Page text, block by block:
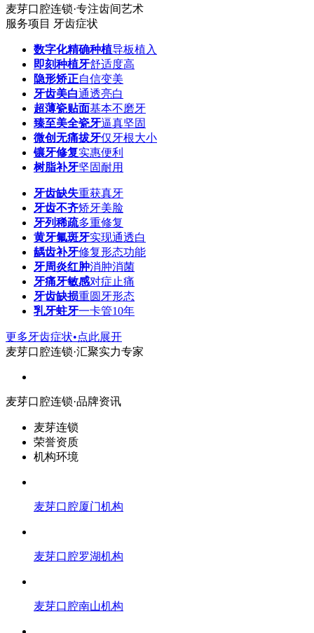
麦芽口腔连锁·专注齿间艺术
服务项目 牙齿症状
数字化精确种植导板植入
即刻种植牙舒适度高
隐形矫正自信变美
牙齿美白通透亮白
超薄瓷贴面基本不磨牙
臻至美全瓷牙逼真坚固
微创无痛拔牙仅牙根大小
镶牙修复实惠便利
树脂补牙坚固耐用
牙齿缺失重获真牙
牙齿不齐矫牙美脸
牙列稀疏多重修复
黄牙氟斑牙实现通透白
龋齿补牙修复形态功能
牙周炎红肿消肿消菌
牙痛牙敏感对症止痛
牙齿缺损重圆牙形态
乳牙蛀牙一卡管10年
更多牙齿症状•点此展开
麦芽口腔连锁·汇聚实力专家
麦芽口腔连锁·品牌资讯
麦芽连锁
荣誉资质
机构环境
麦芽口腔厦门机构
麦芽口腔罗湖机构
麦芽口腔南山机构